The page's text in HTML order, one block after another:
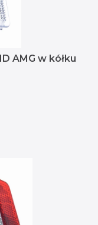
AMG w kółku